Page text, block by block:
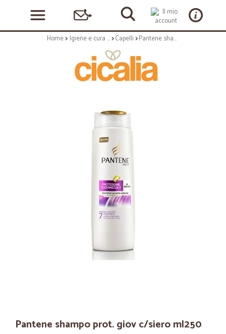
Home Igiene e cura personale Capelli Pantene shampo prot. giov c/siero ml250
Pantene shampo prot. giov c/siero ml250